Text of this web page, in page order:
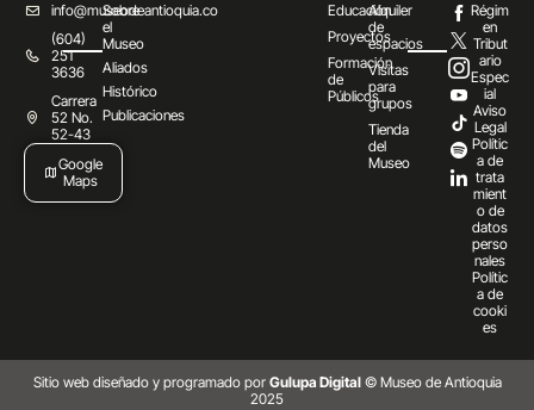
info@museodeantioquia.co
(604)
251
3636
Carrera
52 No.
52-43
Google
Maps
Sobre
el
Museo
Aliados
Histórico
Publicaciones
Educación
Proyectos
Formación
de
Públicos
Alquiler
de
espacios
Visitas
para
grupos
Tienda
del
Museo
Régim
en
Tribut
ario
Espec
ial
Aviso
Legal
Polític
a de
trata
mient
o de
datos
perso
nales
Polític
a de
cooki
es
Sitio web diseñado y programado por Gulupa Digital© Museo de Antioquia
2025